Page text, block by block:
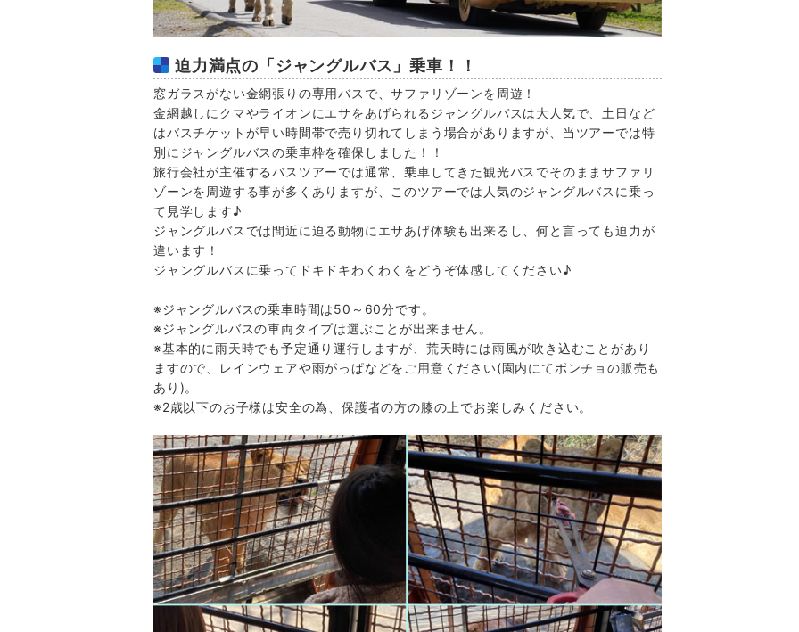
迫力満点の「ジャングルバス」乗車！！
窓ガラスがない金網張りの専用バスで、サファリゾーンを周遊！
金網越しにクマやライオンにエサをあげられるジャングルバスは大人気で、土日など
はバスチケットが早い時間帯で売り切れてしまう場合がありますが、当ツアーでは特
別にジャングルバスの乗車枠を確保しました！！
旅行会社が主催するバスツアーでは通常、乗車してきた観光バスでそのままサファリ
ゾーンを周遊する事が多くありますが、このツアーでは人気のジャングルバスに乗っ
て見学します♪
ジャングルバスでは間近に迫る動物にエサあげ体験も出来るし、何と言っても迫力が
違います！
ジャングルバスに乗ってドキドキわくわくをどうぞ体感してください♪
※ジャングルバスの乗車時間は50～60分です。
※ジャングルバスの車両タイプは選ぶことが出来ません。
※基本的に雨天時でも予定通り運行しますが、荒天時には雨風が吹き込むことがあり
ますので、レインウェアや雨がっぱなどをご用意ください(園内にてポンチョの販売も
あり)。
※2歳以下のお子様は安全の為、保護者の方の膝の上でお楽しみください。